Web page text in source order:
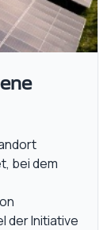
bei dem
der Initiative